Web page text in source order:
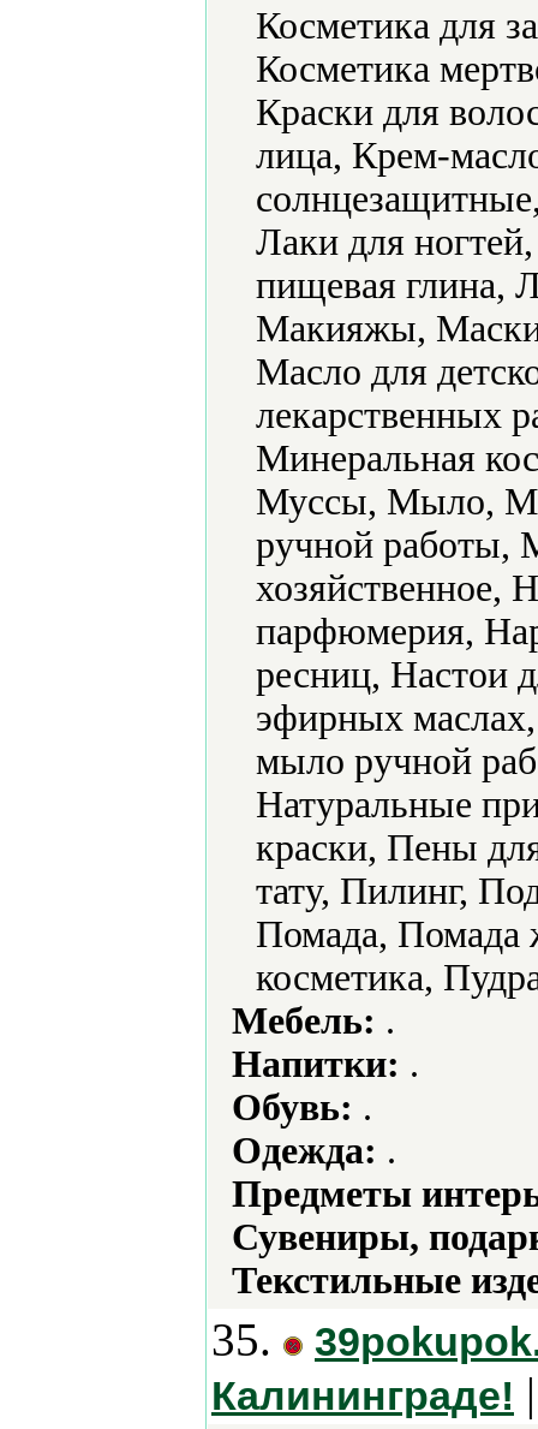
Косметика для
Косметика
Краски для
лица, Крем-
Лаки для
пищевая глина,
Макияжы,
Масло для
лекарственных
Минеральная
Муссы, Мыло,
ручной работы,
хозяйственное,
парфюмерия,
ресниц, Настои
эфирных
мыло ручной
Натуральные
краски, Пены
тату, Пилинг,
Помада, Помада
косметика,
Мебель: .
Напитки: .
Обувь: .
Одежда: .
Предметы
Сувениры,
Текстильные
35.
Калининграде!